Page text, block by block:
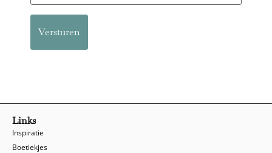
Links
Inspiratie
Boetiekjes